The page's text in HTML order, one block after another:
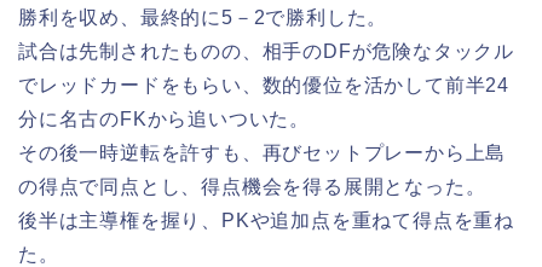
勝利を収め、最終的に5－2で勝利した。
試合は先制されたものの、相手のDFが危険なタックル
でレッドカードをもらい、数的優位を活かして前半24
分に名古のFKから追いついた。
その後一時逆転を許すも、再びセットプレーから上島
の得点で同点とし、得点機会を得る展開となった。
後半は主導権を握り、PKや追加点を重ねて得点を重ね
た。